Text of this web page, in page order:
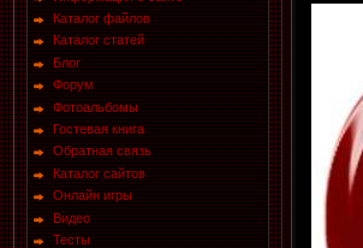
Каталог файлов
Каталог статей
Блог
Форум
Фотоальбомы
Гостевая книга
Обратная связь
Каталог сайтов
Онлайн игры
Видео
Тесты